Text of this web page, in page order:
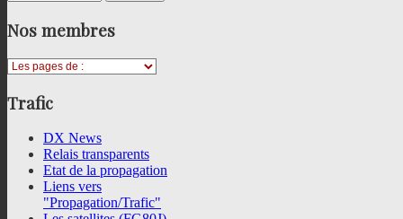
Nos membres
Trafic
DX News
Relais transparents
Etat de la propagation
Liens vers
"Propagation/Trafic"